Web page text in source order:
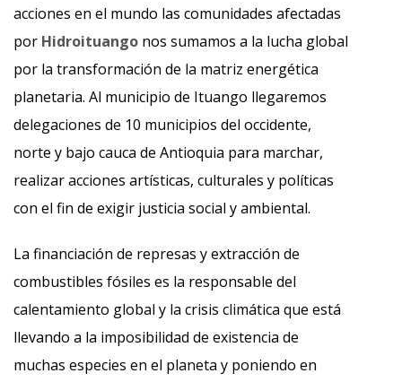
acciones en el mundo las comunidades afectadas
por Hidroituango nos sumamos a la lucha global
por la transformación de la matriz energética
planetaria. Al municipio de Ituango llegaremos
delegaciones de 10 municipios del occidente,
norte y bajo cauca de Antioquia para marchar,
realizar acciones artísticas, culturales y políticas
con el fin de exigir justicia social y ambiental.
La financiación de represas y extracción de
combustibles fósiles es la responsable del
calentamiento global y la crisis climática que está
llevando a la imposibilidad de existencia de
muchas especies en el planeta y poniendo en